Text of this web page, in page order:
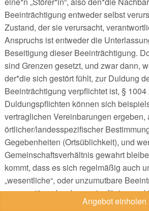
Angebot einholen
Beeinträchtigung entweder selbst
Zustand, der sie verursacht,
Anspruchs ist entweder die
Beseitigung dieser Beeinträchtigung.
sind Grenzen gesetzt, und zwar dann,
der*die sich gestört fühlt, zur Duldung
Beeinträchtigung verpflichtet ist, §
Duldungspflichten können sich
vertraglichen Vereinbarungen ergeben,
örtlicher/landesspezifischer
Gegebenheiten (Ortsüblichkeit), und
Gemeinschaftsverhältnis gewahrt
kommt, dass es sich regelmäßig auch
„wesentliche“, oder unzumutbare
muss - störende, aber geringfügige
nachbarschaftlichen Zusammenlebens